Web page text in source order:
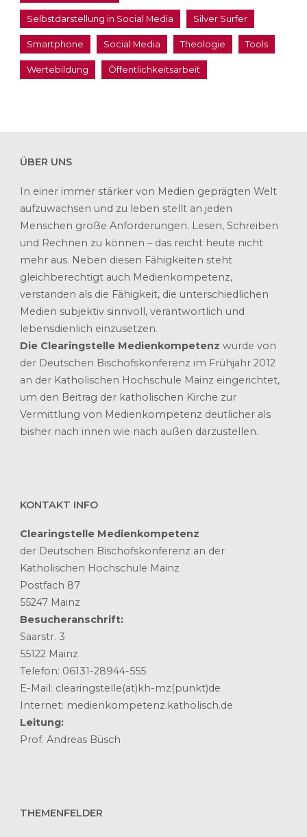
Selbstdarstellung in Social Media Silver Surfer
Smartphone Social Media Theologie Tools
Wertebildung Öffentlichkeitsarbeit
ÜBER UNS
In einer immer stärker von Medien geprägten Welt
aufzuwachsen und zu leben stellt an jeden
Menschen große Anforderungen. Lesen, Schreiben
und Rechnen zu können – das reicht heute nicht
mehr aus. Neben diesen Fähigkeiten steht
gleichberechtigt auch Medienkompetenz,
verstanden als die Fähigkeit, die unterschiedlichen
Medien subjektiv sinnvoll, verantwortlich und
lebensdienlich einzusetzen.
Die Clearingstelle Medienkompetenz wurde von
der Deutschen Bischofskonferenz im Frühjahr 2012
an der Katholischen Hochschule Mainz eingerichtet,
um den Beitrag der katholischen Kirche zur
Vermittlung von Medienkompetenz deutlicher als
bisher nach innen wie nach außen darzustellen.
KONTAKT INFO
Clearingstelle Medienkompetenz
der Deutschen Bischofskonferenz an der
Katholischen Hochschule Mainz
Postfach 87
55247 Mainz
Besucheranschrift:
Saarstr. 3
55122 Mainz
Telefon: 06131-28944-555
E-Mail: clearingstelle(at)kh-mz(punkt)de
Internet: medienkompetenz.katholisch.de
Leitung:
Prof. Andreas Büsch
THEMENFELDER